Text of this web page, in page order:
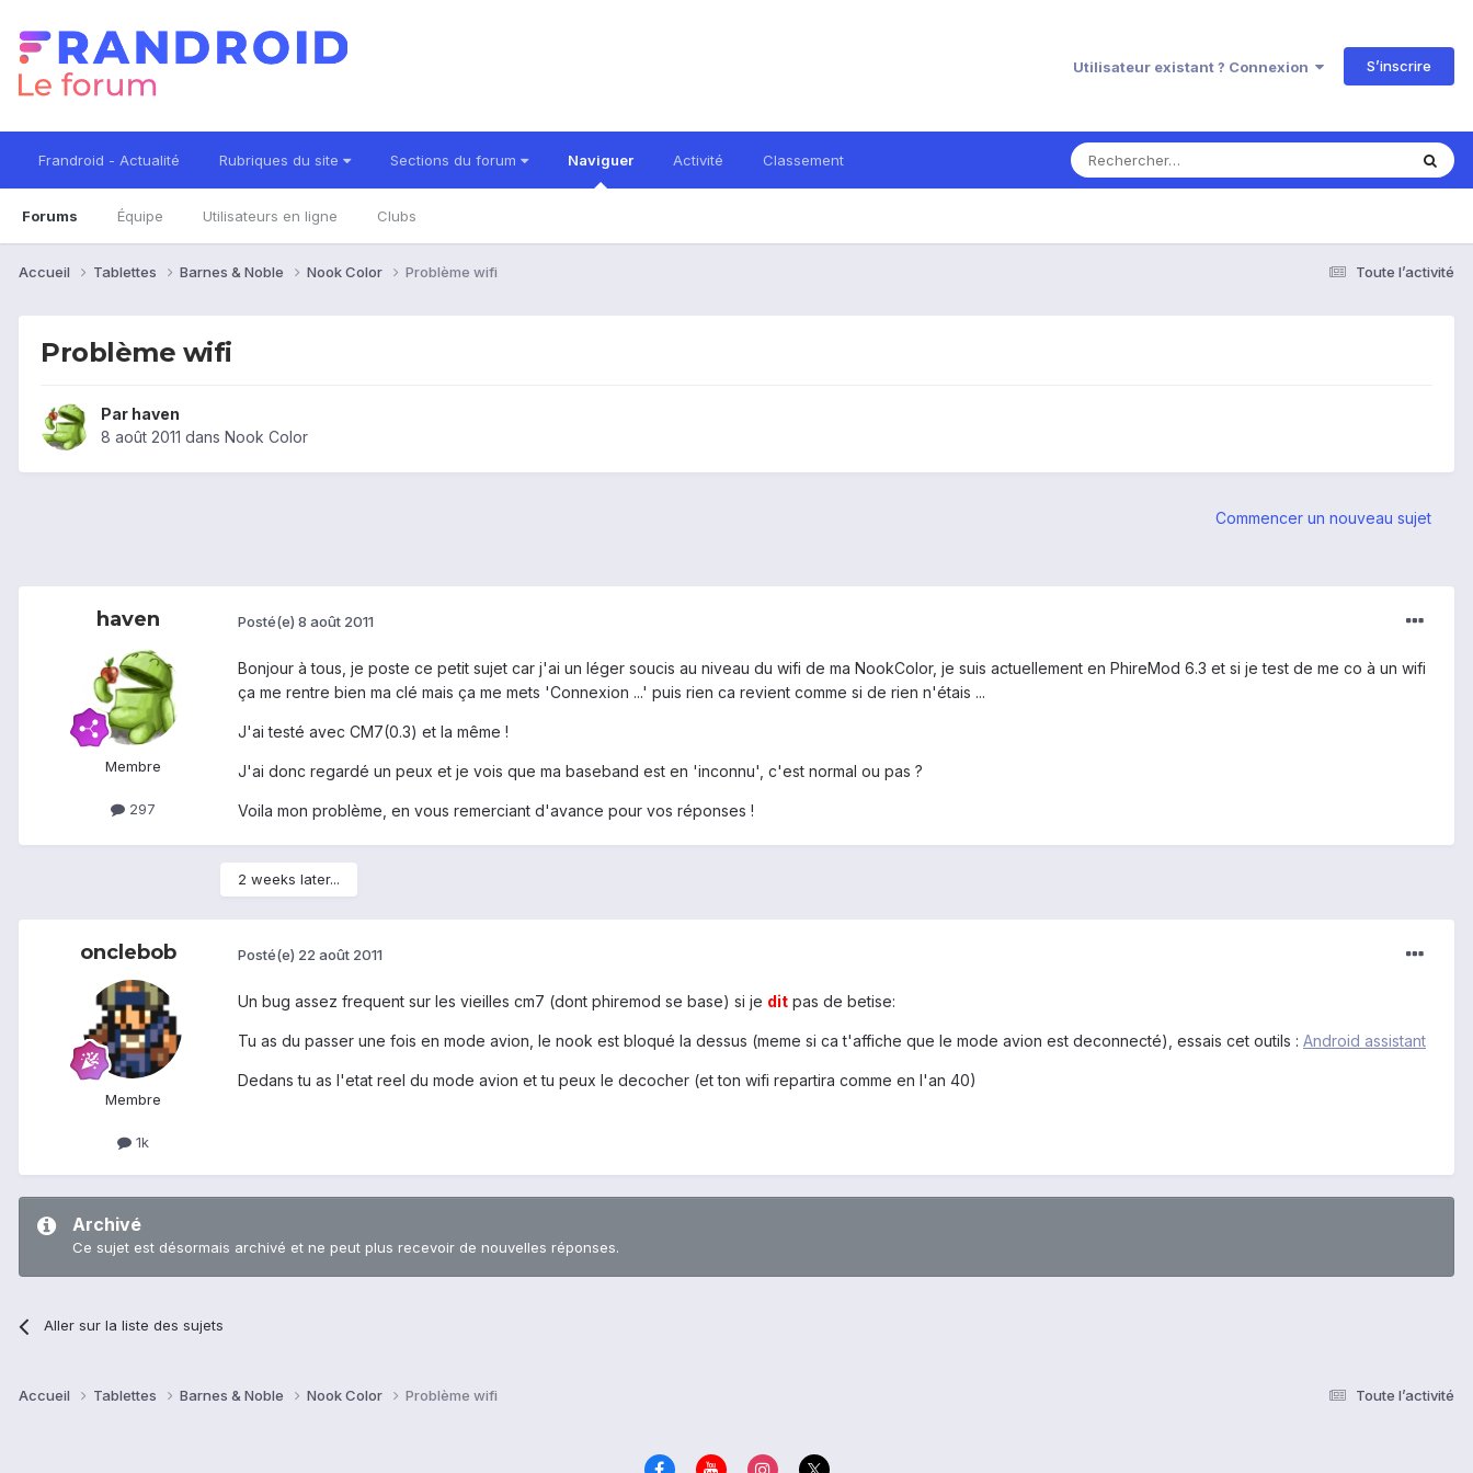
Utilisateur existant ? Connexion S’inscrire
Frandroid - Actualité Rubriques du site Sections du forum Naviguer
Forums Équipe Utilisateurs en ligne Clubs
Activité Classement
Toute l’activité
Accueil Tablettes Barnes & Noble Nook Color Problème wifi
Problème wifi
Par haven
8 août 2011 dans Nook Color
Commencer un nouveau sujet
haven
Membre
297
Posté(e) 8 août 2011
Bonjour à tous, je poste ce petit sujet car j'ai un léger soucis au niveau du wifi de ma NookColor, je suis actuellement en PhireMod 6.3 et si je test de me co à un wifi
ça me rentre bien ma clé mais ça me mets 'Connexion ...' puis rien ca revient comme si de rien n'étais ...
J'ai testé avec CM7(0.3) et la même !
J'ai donc regardé un peux et je vois que ma baseband est en 'inconnu', c'est normal ou pas ?
Voila mon problème, en vous remerciant d'avance pour vos réponses !
2 weeks later...
onclebob
Membre
1k
Posté(e) 22 août 2011
Un bug assez frequent sur les vieilles cm7 (dont phiremod se base) si je dit pas de betise:
Tu as du passer une fois en mode avion, le nook est bloqué la dessus (meme si ca t'affiche que le mode avion est deconnecté), essais cet outils : Android assistant
Dedans tu as l'etat reel du mode avion et tu peux le decocher (et ton wifi repartira comme en l'an 40)
Archivé
Ce sujet est désormais archivé et ne peut plus recevoir de nouvelles réponses.
Aller sur la liste des sujets
Toute l’activité
Accueil Tablettes Barnes & Noble Nook Color Problème wifi